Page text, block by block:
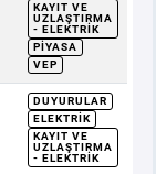
KAYIT VE
UZLAŞTIRMA
- ELEKTRIK
PIYASA
VEP
DUYURULAR
ELEKTRIK
KAYIT VE
UZLAŞTIRMA
- ELEKTRIK